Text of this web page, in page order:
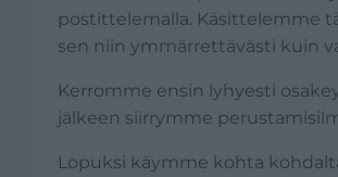
postittelemalla. Käsittelemme
sen niin ymmärrettävästi kuin
Kerromme ensin lyhyesti
jälkeen siirrymme
Lopuksi käymme kohta